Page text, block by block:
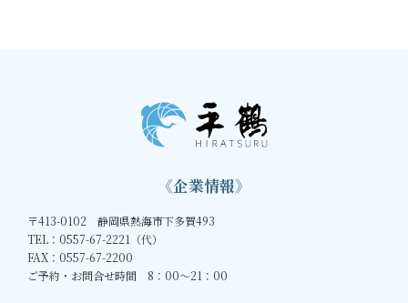
《企業情報》
〒413-0102 静岡県熱海市下多賀493
TEL：0557-67-2221（代）
FAX：0557-67-2200
ご予約・お問合せ時間 8：00～21：00